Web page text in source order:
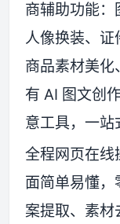
商辅助功能：
人像换装、证
商品素材美
有 AI 图文创
意工具，一站
全程网页在线
面简单易懂
案提取、素材